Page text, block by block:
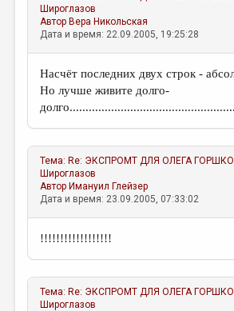
ПУБЛИЦИСТИКА
РЕЦЕНЗИРОВАНИЕ
ЦИКЛЫ ПУБЛИКАЦИЙ
ТРЕДИАКОВСКИЙ
МЕДИА
ВКОНТАКТЕ
Широглазов
Автор Вера Никольская
Дата и время: 22.09.2005, 19:25:28
Насчёт последних двух строк -
Но лучше живите долго-
Тема: Re: ЭКСПРОМТ ДЛЯ ОЛЕГА
Широглазов
Автор Имануил Глейзер
Дата и время: 23.09.2005, 07:33:02
!!!!!!!!!!!!!!!!!!
Тема: Re: ЭКСПРОМТ ДЛЯ ОЛЕГА
Широглазов